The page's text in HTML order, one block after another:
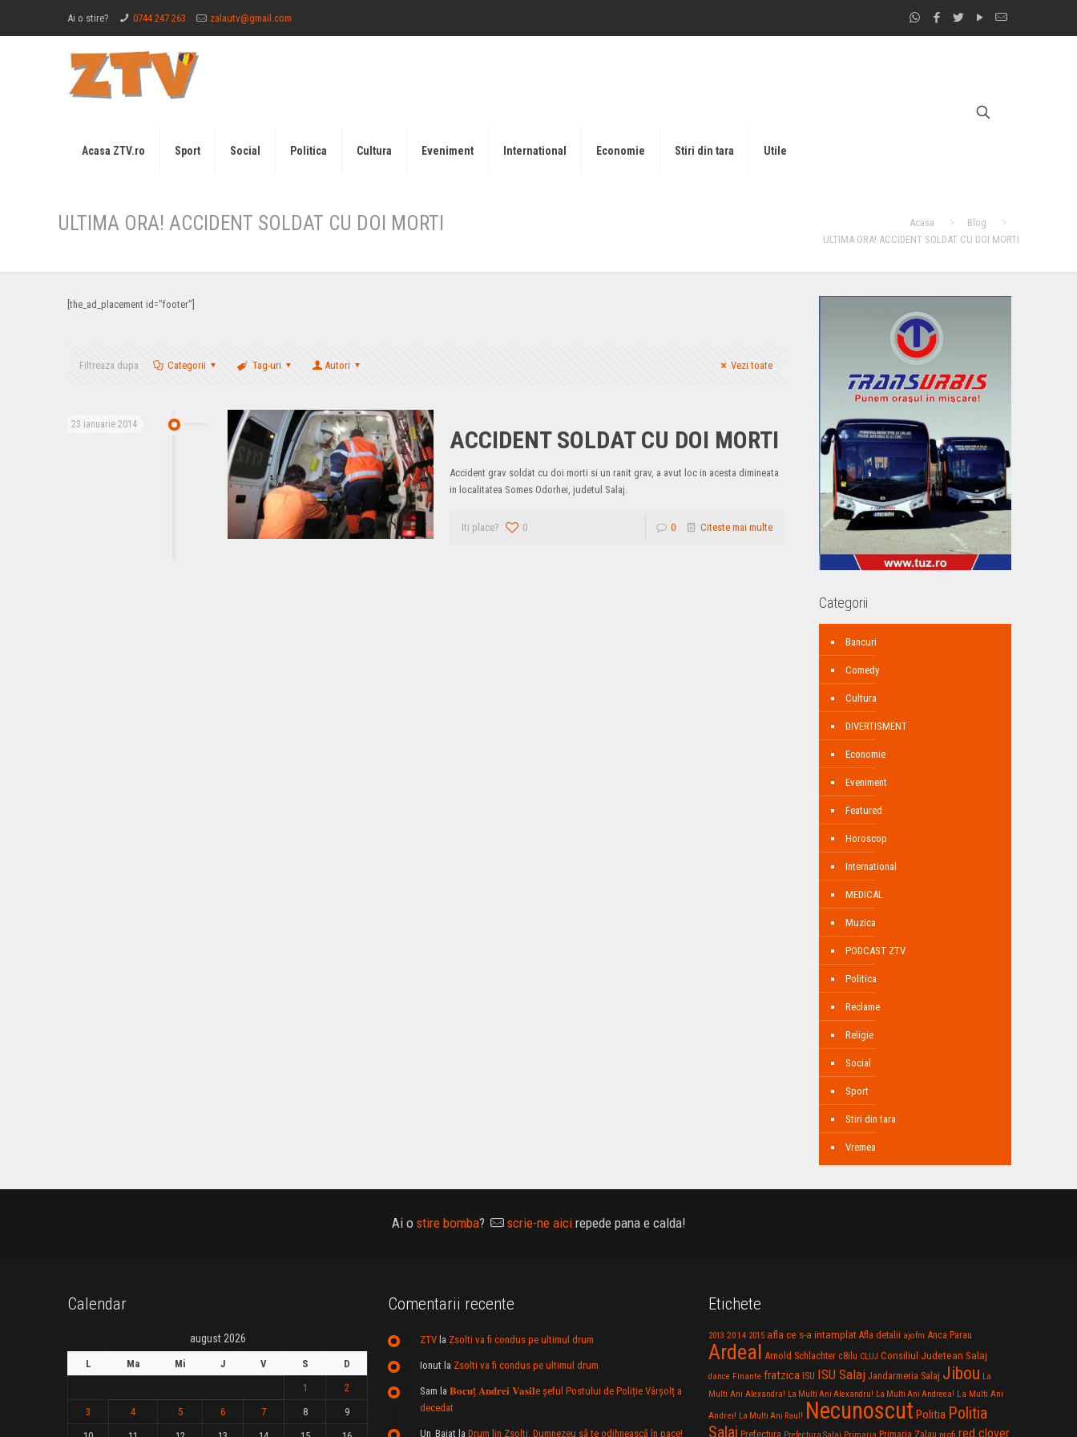
Ai o stire? 0744 247 263 zalautv@gmail.com
Acasa ZTV.ro Sport Social Politica Cultura Eveniment International Economie Stiri din tara Utile
ULTIMA ORA! ACCIDENT SOLDAT CU DOI MORTI Acasa
Blog
ULTIMA ORA! ACCIDENT SOLDAT CU DOI MORTI
[the_ad_placement id="footer"]
Filtreaza dupa Categorii Tag-uri Autori Vezi toate
23 ianuarie 2014
ACCIDENT SOLDAT CU DOI MORTI
Accident grav soldat cu doi morti si un ranit grav, a avut loc in acesta dimineata
in localitatea Somes Odorhei, judetul Salaj.
Iti place? 0 0 Citeste mai multe
Categorii
Bancuri
Comedy
Cultura
DIVERTISMENT
Economie
Eveniment
Featured
Horoscop
International
MEDICAL
Muzica
PODCAST ZTV
Politica
Reclame
Religie
Social
Sport
Stiri din tara
Vremea
Ai o stire bomba? scrie-ne aicirepede pana e calda!
Calendar
august 2026
L Ma Mi J V S
D
1
2
3
4 5 6 7 8
9
Comentarii recente
ZTVla Zsolti va fi condus pe ultimul drum
Ionut la Zsolti va fi condus pe ultimul drum
Sam la 𝐁𝐨𝐜𝐮ț 𝐀𝐧𝐝𝐫𝐞𝐢 𝐕𝐚𝐬𝐢𝐥e şeful Postului de Poliție Vârșolț a
decedat
Un_Baiat la Drum lin Zsolti. Dumnezeu sã te odihneascã în pace!
Etichete
2013 2014 2015 afla ce s-a intamplat Afla detalii ajofm Anca Parau
Ardeal Arnold Schlachter c8ilu CLUJ Consiliul Judetean Salaj
dance Finante fratzica ISU ISU Salaj Jandarmeria Salaj Jibou La
Multi Ani Alexandra! La Multi Ani Alexandru! La Multi Ani Andreea! La Multi Ani
Andrei! La Multi Ani Raul! Necunoscut Politia Politia
Salaj Prefectura Primaria Zalau profi red clover